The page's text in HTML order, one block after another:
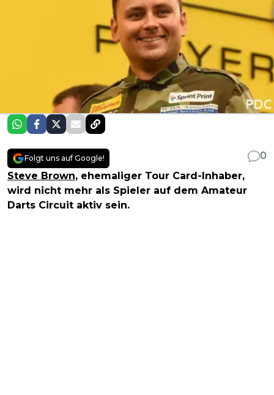
Folgt uns auf Google!
0
Steve Brown, ehemaliger Tour Card-Inhaber,
wird nicht mehr als Spieler auf dem Amateur
Darts Circuit aktiv sein.